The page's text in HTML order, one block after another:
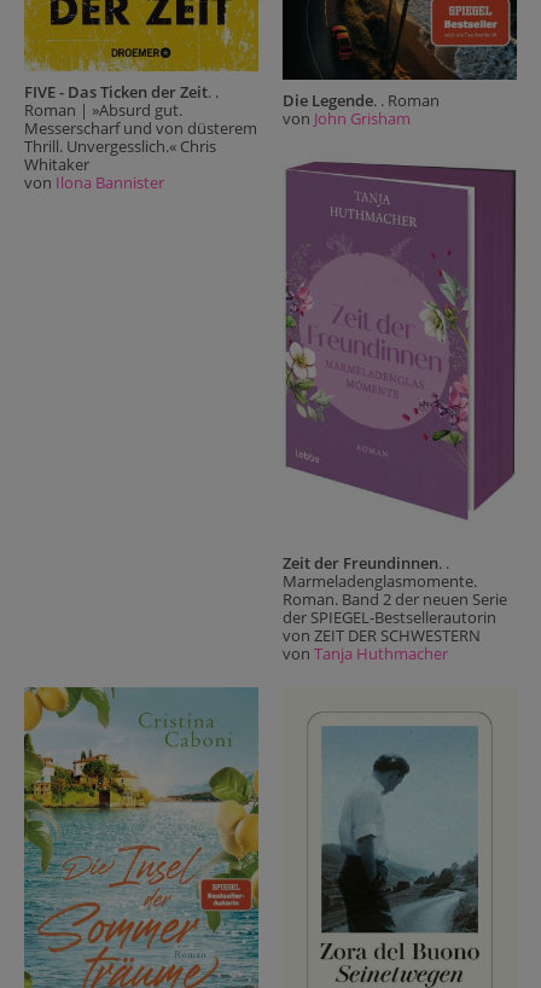
FIVE - Das Ticken der Zeit. .
Roman | »Absurd gut.
Messerscharf und von düsterem
Thrill. Unvergesslich.« Chris
Whitaker
von Ilona Bannister
Die Legende. . Roman
von John Grisham
Zeit der Freundinnen. .
Marmeladenglasmomente.
Roman. Band 2 der neuen Serie
der SPIEGEL-Bestsellerautorin
von ZEIT DER SCHWESTERN
von Tanja Huthmacher